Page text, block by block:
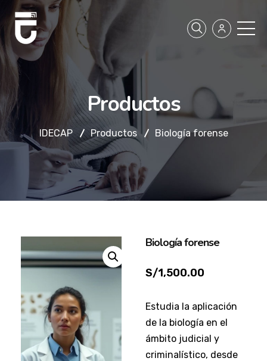
Productos
IDECAP Productos Biología forense
Biología forense
S/1,500.00
Estudia la aplicación
de la biología en el
ámbito judicial y
criminalístico, desde